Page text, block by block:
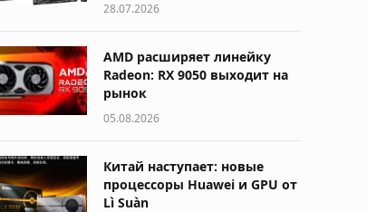
28.07.2026
AMD расширяет линейку
Radeon: RX 9050 выходит на
рынок
05.08.2026
Китай наступает: новые
процессоры Huawei и GPU от
Lì Suàn